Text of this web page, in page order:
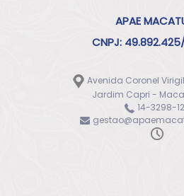
APAE
CNPJ:
Avenida Coronel
Jardim Capri -
14-3298-